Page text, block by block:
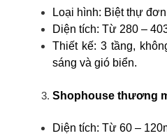
Loại hình: Biệt thự
Diện tích: Từ 280 –
Thiết kế: 3 tầng,
sáng và gió biển.
Shophouse thương
Diện tích: Từ 60 –